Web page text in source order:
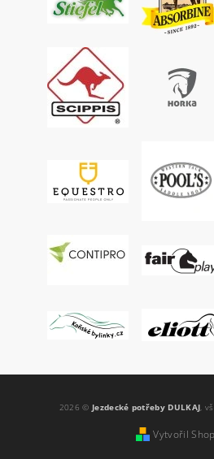
2026 © Jezdecké potřeby DULKAJ,
Vytvořil